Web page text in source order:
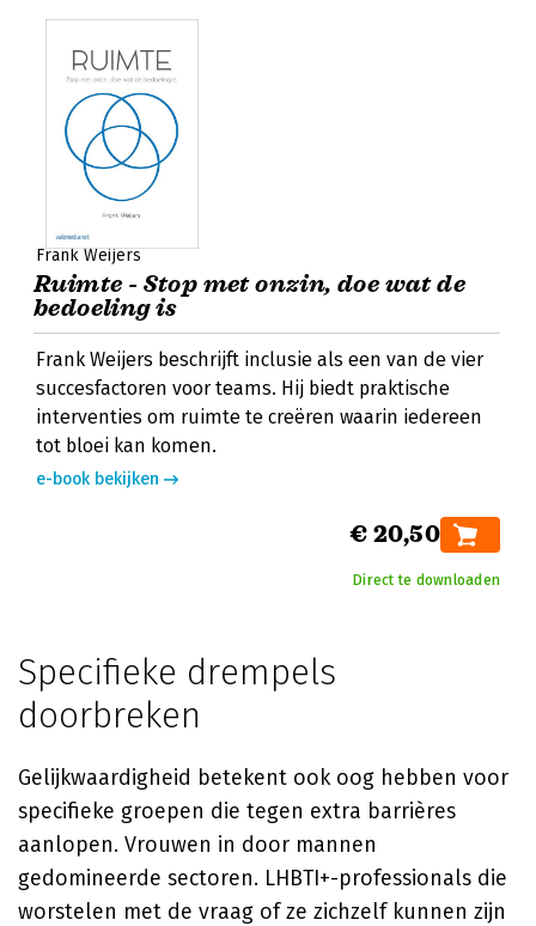
Frank Weijers
Ruimte - Stop met onzin, doe wat de
bedoeling is
Frank Weijers beschrijft inclusie als een van de vier
succesfactoren voor teams. Hij biedt praktische
interventies om ruimte te creëren waarin iedereen
tot bloei kan komen.
e-book bekijken
€ 20,50
Direct te downloaden
Specifieke drempels
doorbreken
Gelijkwaardigheid betekent ook oog hebben voor
specifieke groepen die tegen extra barrières
aanlopen. Vrouwen in door mannen
gedomineerde sectoren. LHBTI+-professionals die
worstelen met de vraag of ze zichzelf kunnen zijn